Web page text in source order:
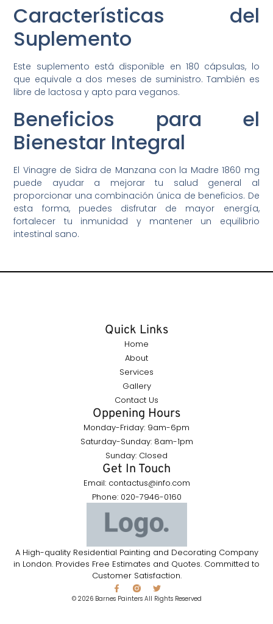
Características del
Suplemento
Este suplemento está disponible en 180 cápsulas, lo
que equivale a dos meses de suministro. También es
libre de lactosa y apto para veganos.
Beneficios para el
Bienestar Integral
El Vinagre de Sidra de Manzana con la Madre 1860 mg
puede ayudar a mejorar tu salud general al
proporcionar una combinación única de beneficios. De
esta forma, puedes disfrutar de mayor energía,
fortalecer tu inmunidad y mantener un equilibrio
intestinal sano.
A High-quality Residential Painting and Decorating Company
in London. Provides Free Estimates and Quotes. Committed to
Customer Satisfaction.
© 2026 Barnes Painters All Rights Reserved
Quick Links
Home
About
Services
Gallery
Contact Us
Oppening Hours
Monday-Friday: 9am-6pm
Saturday-Sunday: 8am-1pm
Sunday: Closed
Get In Touch
Email: contactus@info.com
Phone: 020-7946-0160